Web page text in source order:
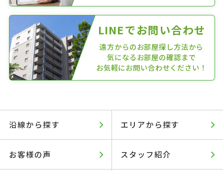
LINEでお問い合わせ
遠方からのお部屋探し方法から
気になるお部屋の確認まで
お気軽にお問い合わせください！
沿線から探す エリアから探す
お客様の声 スタッフ紹介